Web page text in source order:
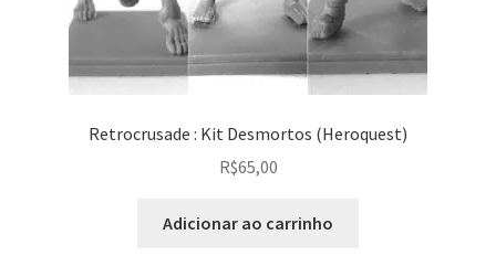
Retrocrusade : Kit Desmortos (Heroquest)
R$65,00
Adicionar ao carrinho